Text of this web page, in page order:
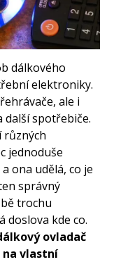
Massimem Banzim
příkladech
dálkového
elektroniky.
ale i
další spotřebiče.
různých
jednoduše
ona udělá, co je
správný
trochu
doslova kde co.
ovladač
vlastní